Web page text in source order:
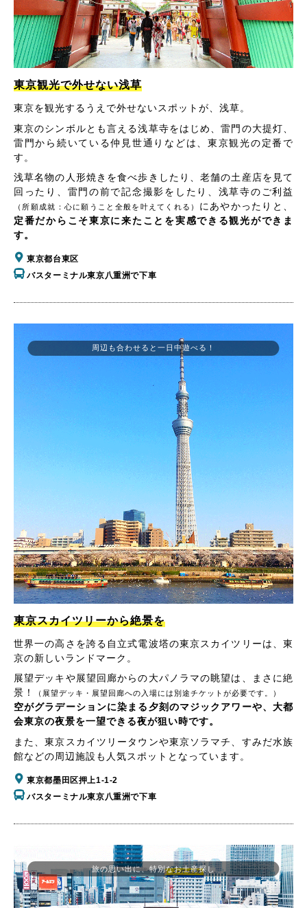
東京観光で外せない浅草
東京を観光するうえで外せないスポットが、浅草。
東京のシンボルとも言える浅草寺をはじめ、雷門の大提灯、
雷門から続いている仲見世通りなどは、東京観光の定番で
す。
浅草名物の人形焼きを食べ歩きしたり、老舗の土産店を見て
回ったり、雷門の前で記念撮影をしたり、浅草寺のご利益
（所願成就：心に願うこと全般を叶えてくれる）
にあやかったりと、
定番だからこそ東京に来たことを実感できる観光ができま
す。
東京都台東区
バスターミナル東京八重洲で下車
周辺も合わせると一日中遊べる！
東京スカイツリーから絶景を
世界一の高さを誇る自立式電波塔の東京スカイツリーは、東
京の新しいランドマーク。
展望デッキや展望回廊からの大パノラマの眺望は、まさに絶
景！
（展望デッキ・展望回廊への入場には別途チケットが必要です。）
空がグラデーションに染まる夕刻のマジックアワーや、大都
会東京の夜景を一望できる夜が狙い時です。
また、東京スカイツリータウンや東京ソラマチ、すみだ水族
館などの周辺施設も人気スポットとなっています。
東京都墨田区押上1-1-2
バスターミナル東京八重洲で下車
旅の思い出に、特別なお土産探し